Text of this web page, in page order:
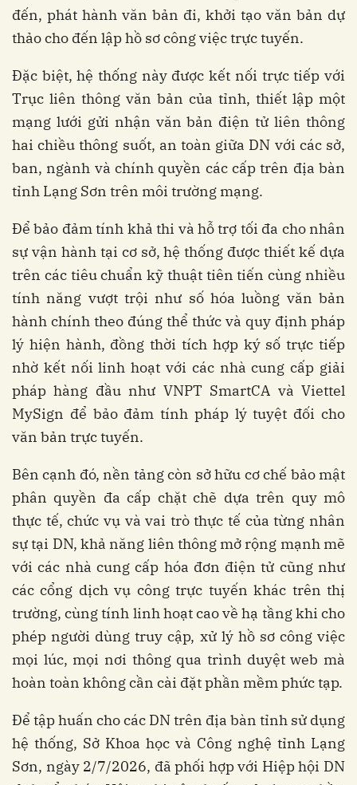
đến, phát hành văn bản đi, khởi tạo văn bản dự
thảo cho đến lập hồ sơ công việc trực tuyến.
Đặc biệt, hệ thống này được kết nối trực tiếp với
Trục liên thông văn bản của tỉnh, thiết lập một
mạng lưới gửi nhận văn bản điện tử liên thông
hai chiều thông suốt, an toàn giữa DN với các sở,
ban, ngành và chính quyền các cấp trên địa bàn
tỉnh Lạng Sơn trên môi trường mạng.
Để bảo đảm tính khả thi và hỗ trợ tối đa cho nhân
sự vận hành tại cơ sở, hệ thống được thiết kế dựa
trên các tiêu chuẩn kỹ thuật tiên tiến cùng nhiều
tính năng vượt trội như số hóa luồng văn bản
hành chính theo đúng thể thức và quy định pháp
lý hiện hành, đồng thời tích hợp ký số trực tiếp
nhờ kết nối linh hoạt với các nhà cung cấp giải
pháp hàng đầu như VNPT SmartCA và Viettel
MySign để bảo đảm tính pháp lý tuyệt đối cho
văn bản trực tuyến.
Bên cạnh đó, nền tảng còn sở hữu cơ chế bảo mật
phân quyền đa cấp chặt chẽ dựa trên quy mô
thực tế, chức vụ và vai trò thực tế của từng nhân
sự tại DN, khả năng liên thông mở rộng mạnh mẽ
với các nhà cung cấp hóa đơn điện tử cũng như
các cổng dịch vụ công trực tuyến khác trên thị
trường, cùng tính linh hoạt cao về hạ tầng khi cho
phép người dùng truy cập, xử lý hồ sơ công việc
mọi lúc, mọi nơi thông qua trình duyệt web mà
hoàn toàn không cần cài đặt phần mềm phức tạp.
Để tập huấn cho các DN trên địa bàn tỉnh sử dụng
hệ thống, Sở Khoa học và Công nghệ tỉnh Lạng
Sơn, ngày 2/7/2026, đã phối hợp với Hiệp hội DN